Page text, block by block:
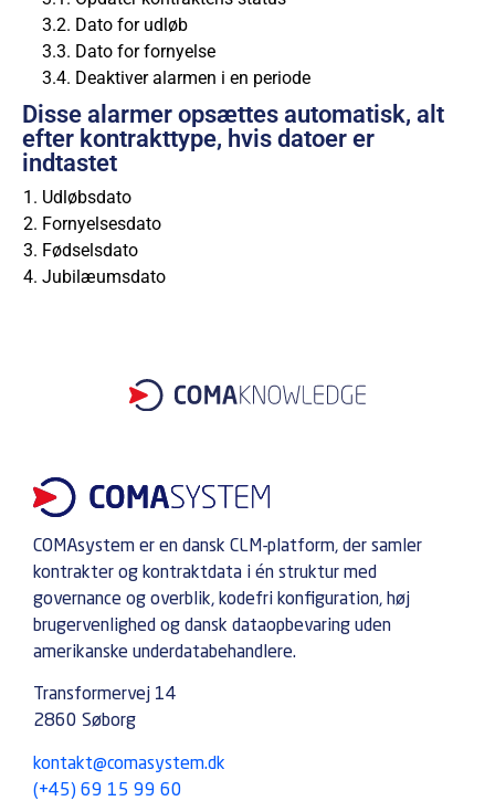
Dato for udløb
Dato for fornyelse
Deaktiver alarmen i en periode
Disse alarmer opsættes automatisk, alt
efter kontrakttype, hvis datoer er
indtastet
Udløbsdato
Fornyelsesdato
Fødselsdato
Jubilæumsdato
COMAsystem er en dansk CLM-platform, der samler
kontrakter og kontraktdata i én struktur med
governance og overblik, kodefri konfiguration, høj
brugervenlighed og dansk dataopbevaring uden
amerikanske underdatabehandlere.
Transformervej 14
2860 Søborg
kontakt@comasystem.dk
(+45) 69 15 99 60